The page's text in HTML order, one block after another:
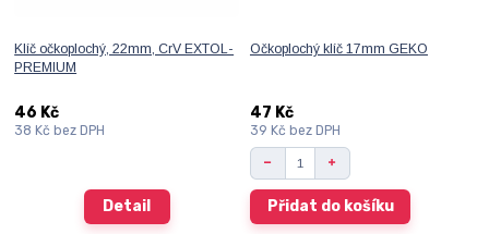
Klíč očkoplochý, 22mm, CrV EXTOL-
PREMIUM
46 Kč
38 Kčbez DPH
Detail
Očkoplochý klíč 17mm GEKO
47 Kč
39 Kč bez DPH
Přidat do košíku